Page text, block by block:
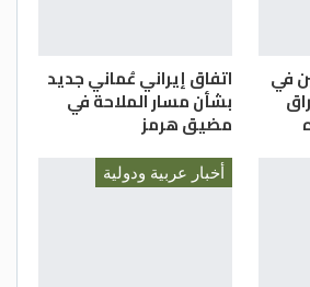
في اتفاق إيراني عُماني جديد
بشأن مسار الملاحة في
مضيق هرمز
أخبار عربية ودولية